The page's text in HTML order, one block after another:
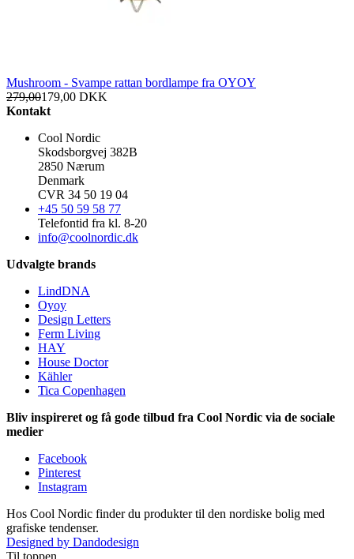
Mushroom - Svampe rattan bordlampe fra OYOY
279,00179,00 DKK
Kontakt
Cool Nordic
Skodsborgvej 382B
2850 Nærum
Denmark
CVR 34 50 19 04
+45 50 59 58 77
Telefontid fra kl. 8-20
info@coolnordic.dk
Udvalgte brands
LindDNA
Oyoy
Design Letters
Ferm Living
HAY
House Doctor
Kähler
Tica Copenhagen
Bliv inspireret og få gode tilbud fra Cool Nordic via de sociale
medier
Facebook
Pinterest
Instagram
Hos Cool Nordic finder du produkter til den nordiske bolig med
grafiske tendenser.
Designed by Dandodesign
Til toppen